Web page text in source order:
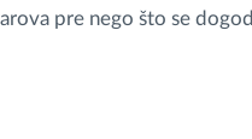
pre nego što se